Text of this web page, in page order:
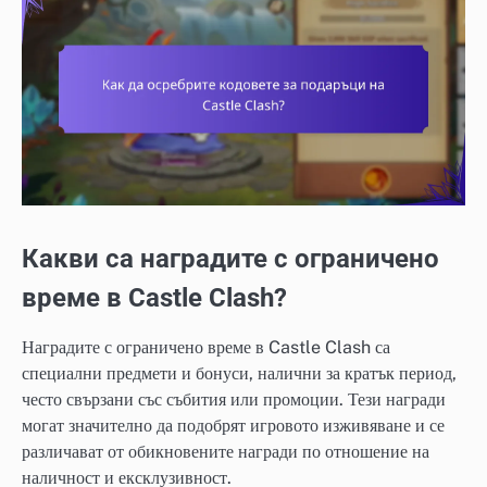
Какви са наградите с ограничено
време в Castle Clash?
Наградите с ограничено време в Castle Clash са
специални предмети и бонуси, налични за кратък период,
често свързани със събития или промоции. Тези награди
могат значително да подобрят игровото изживяване и се
различават от обикновените награди по отношение на
наличност и ексклузивност.